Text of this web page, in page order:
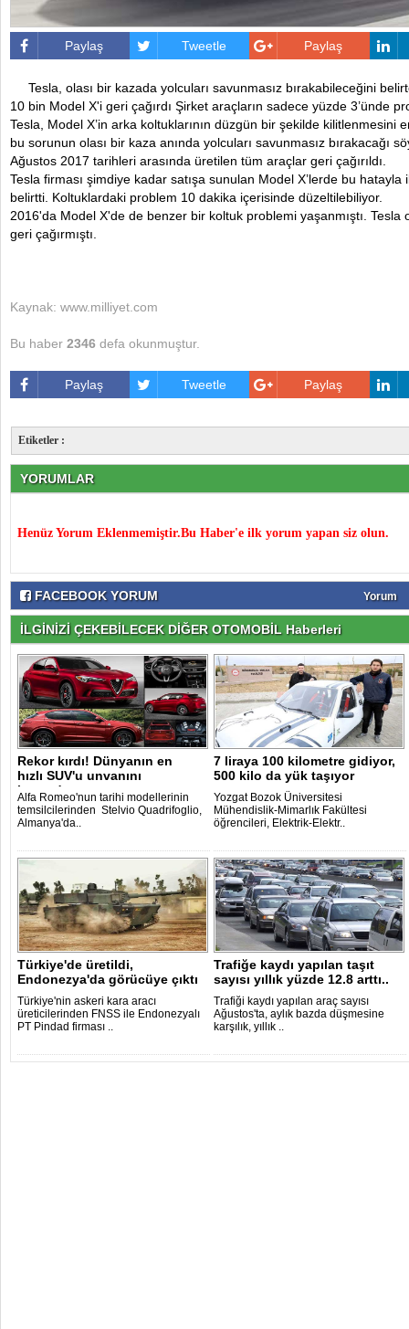
Paylaş Tweetle Paylaş
Tesla, olası bir kazada yolcuları savunmasız bırakabileceğini
10 bin Model X'i geri çağırdı Şirket araçların sadece yüzde 3’ünde
Tesla, Model X’in arka koltuklarının düzgün bir şekilde kilitlenmesini
bu sorunun olası bir kaza anında yolcuları savunmasız bırakacağı
Ağustos 2017 tarihleri arasında üretilen tüm araçlar geri çağırıldı.
Tesla firması şimdiye kadar satışa sunulan Model X’lerde bu hatayla
belirtti. Koltuklardaki problem 10 dakika içerisinde düzeltilebiliyor.
2016'da Model X'de de benzer bir koltuk problemi yaşanmıştı. Tesla
geri çağırmıştı.
Kaynak: www.milliyet.com
Bu haber 2346 defa okunmuştur.
Paylaş Tweetle Paylaş
Etiketler :
YORUMLAR
Henüz Yorum Eklenmemiştir.Bu Haber'e ilk yorum yapan siz olun.
FACEBOOK YORUM Yorum
İLGİNİZİ ÇEKEBİLECEK DİĞER OTOMOBİL Haberleri
Rekor kırdı! Dünyanın en
hızlı SUV'u unvanını
kazandı..
Alfa Romeo'nun tarihi modellerinin
temsilcilerinden Stelvio Quadrifoglio,
Almanya'da..
7 liraya 100 kilometre gidiyor,
500 kilo da yük taşıyor
Yozgat Bozok Üniversitesi
Mühendislik-Mimarlık Fakültesi
öğrencileri, Elektrik-Elektr..
Türkiye'de üretildi,
Endonezya'da görücüye çıktı
Türkiye'nin askeri kara aracı
üreticilerinden FNSS ile Endonezyalı
PT Pindad firması ..
Trafiğe kaydı yapılan taşıt
sayısı yıllık yüzde 12.8 arttı..
Trafiği kaydı yapılan araç sayısı
Ağustos'ta, aylık bazda düşmesine
karşılık, yıllık ..